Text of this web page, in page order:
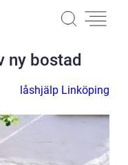
ny bostad
låshjälp Linköping